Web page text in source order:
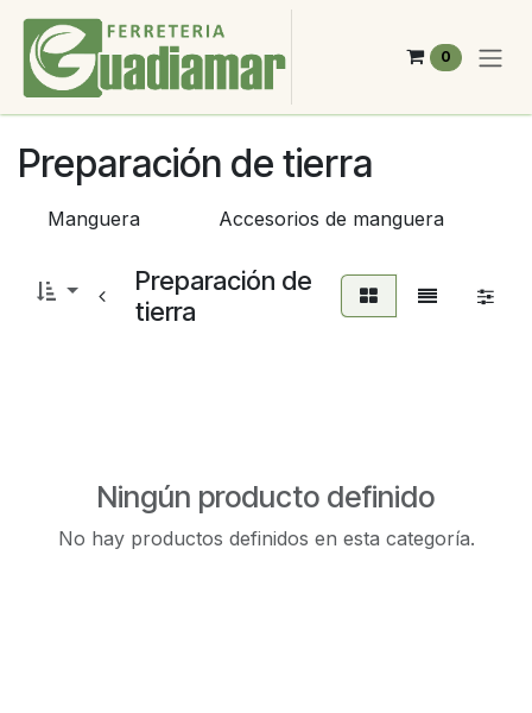
Ir al contenido
0
Preparación de tierra
Manguera Accesorios de manguera
Preparación de
tierra
Ningún producto definido
No hay productos definidos en esta categoría.